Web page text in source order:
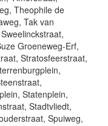
Theophile de
Tak van
Groeneweg-Erf,
Stratosfeerstraat,
Statenplein,
Stadtvliedt,
Spuiweg,